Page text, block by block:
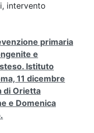
intervento
primaria
e
Istituto
11 dicembre
di Orietta
e Domenica